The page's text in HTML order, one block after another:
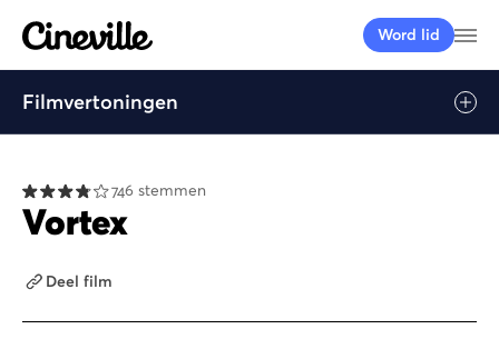
Cineville Logo
Word lid
Filmvertoningen
746 stemmen
Vortex
Deel film